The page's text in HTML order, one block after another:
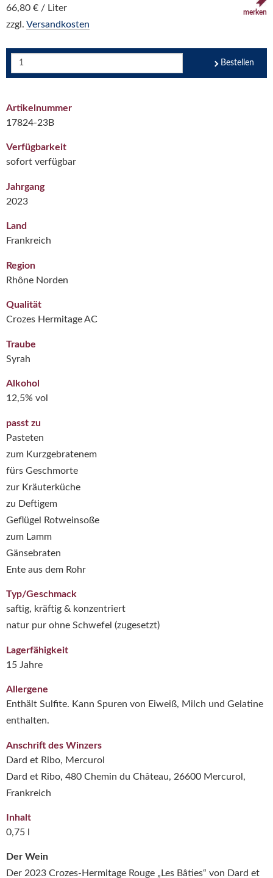
Der Wein
Der 2023 Crozes-Hermitage Rouge „Les Bâties“ von Dard et
66,80 € / Liter
zzgl. Versandkosten
merken
Bestellen
Artikelnummer
17824-23B
Verfügbarkeit
sofort verfügbar
Jahrgang
2023
Land
Frankreich
Region
Rhône Norden
Qualität
Crozes Hermitage AC
Traube
Syrah
Alkohol
12,5% vol
passt zu
Pasteten
zum Kurzgebratenem
fürs Geschmorte
zur Kräuterküche
zu Deftigem
Geflügel Rotweinsoße
zum Lamm
Gänsebraten
Ente aus dem Rohr
Typ/Geschmack
saftig, kräftig & konzentriert
natur pur ohne Schwefel (zugesetzt)
Lagerfähigkeit
15 Jahre
Allergene
Enthält Sulfite. Kann Spuren von Eiweiß, Milch und Gelatine
enthalten.
Anschrift des Winzers
Dard et Ribo, Mercurol
Dard et Ribo, 480 Chemin du Château, 26600 Mercurol,
Frankreich
Inhalt
0,75 l